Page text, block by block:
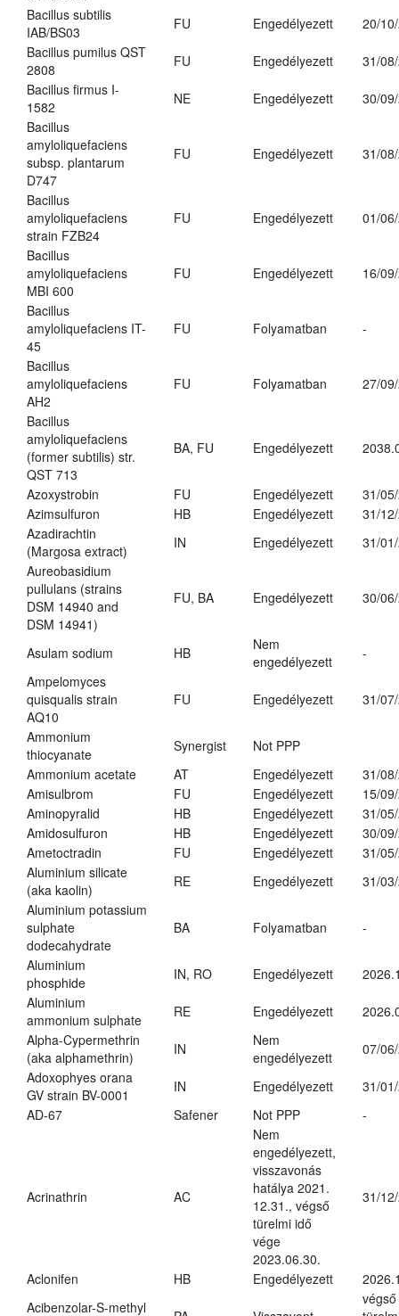
Bacillus subtilis
IAB/BS03
FU Engedélyezett
20/
Bacillus pumilus QST
2808
FU Engedélyezett
31/
Bacillus firmus I-
1582
NE Engedélyezett
30/
Bacillus
amyloliquefaciens
subsp. plantarum
D747
FU Engedélyezett 31/
Bacillus
amyloliquefaciens
strain FZB24
FU Engedélyezett 01/
Bacillus
amyloliquefaciens
MBI 600
FU Engedélyezett 16/
Bacillus
amyloliquefaciens IT-
45
FU Folyamatban -
Bacillus
amyloliquefaciens
AH2
FU Folyamatban 27/
Bacillus
amyloliquefaciens
(former subtilis) str.
QST 713
BA, FU Engedélyezett
Azoxystrobin FU Engedélyezett
31/
Azimsulfuron
HB Engedélyezett
31/
Azadirachtin
(Margosa extract)
IN Engedélyezett
31/
Aureobasidium
pullulans (strains
DSM 14940 and
DSM 14941)
FU, BA Engedélyezett 30/
Asulam sodium HB
Nem
engedélyezett
-
Ampelomyces
quisqualis strain
AQ10
FU Engedélyezett 31/
Ammonium
thiocyanate
Synergist
Not PPP
Ammonium acetate
AT Engedélyezett
31/
Amisulbrom
FU Engedélyezett
15/
Aminopyralid
HB Engedélyezett
31/
Amidosulfuron
HB Engedélyezett
30/
Ametoctradin
FU Engedélyezett
31/
Aluminium silicate
(aka kaolin)
RE Engedélyezett
31/
Aluminium potassium
sulphate
dodecahydrate
BA Folyamatban -
Aluminium
phosphide
IN, RO Engedélyezett
Aluminium
ammonium sulphate
RE Engedélyezett
Alpha-Cypermethrin
(aka alphamethrin)
IN
Nem
engedélyezett
07/
Adoxophyes orana
GV strain BV-0001
IN Engedélyezett
31/
AD-67
Safener Not PPP -
Acrinathrin AC
Nem
engedélyezett,
visszavonás
hatálya 2021.
12.31., végső
türelmi idő
vége
2023.06.30.
31/
Aclonifen HB Engedélyezett
Acibenzolar-S-methyl
végső